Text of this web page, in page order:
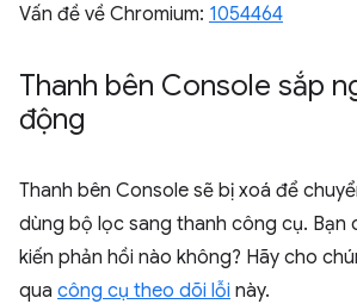
Vấn đề về Chromium: 1054464
Thanh bên Console sắp
động
Thanh bên Console sẽ bị xoá để
dùng bộ lọc sang thanh công cụ. Bạn
kiến phản hồi nào không? Hãy cho
qua công cụ theo dõi lỗi này.